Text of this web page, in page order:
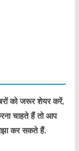
को जरूर शेयर करें,
चाहते हैं तो आप
कर सकते हैं.